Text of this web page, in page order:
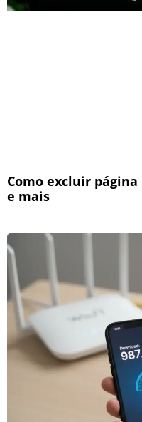
Como excluir
e mais